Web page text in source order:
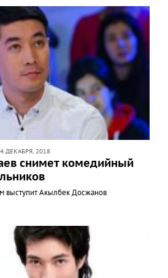
ДЕКАБРЯ, 2018
снимет комедийный
выступит Акылбек Досжанов